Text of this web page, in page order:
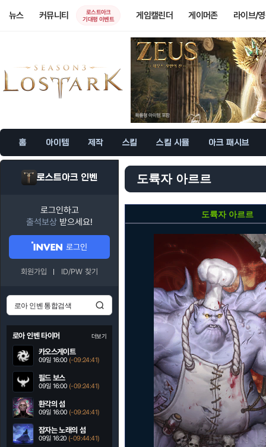
뉴스 커뮤니티
로스트아크
기대평 이벤트
게임캘린더 게이머존 라이브/
홈 아이템 제작 스킬 스킬 시뮬 아크 패시브
로스트아크 인벤
로그인하고
출석보상 받으세요!
로그인
회원가입 ID/PW 찾기
로아 인벤 타이머 더보기
카오스게이트
09일 16:00 (-09:24:40)
필드 보스
09일 16:00 (-09:24:40)
환각의 섬
09일 16:00 (-09:24:40)
잠자는 노래의 섬
09일 16:20 (-09:44:40)
도륙자 아르르
도륙자 아르르